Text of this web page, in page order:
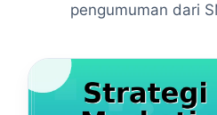
pengumuman dari